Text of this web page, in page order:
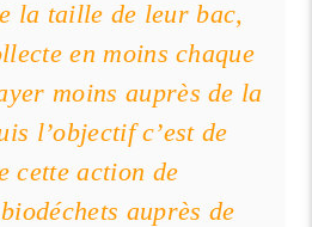
la taille de leur bac,
en moins chaque
moins auprès de la
l’objectif c’est de
cette action de
auprès de